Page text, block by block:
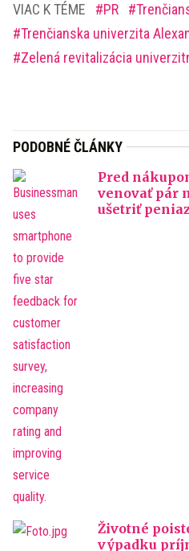
VIAC K TÉME PR
Trenčianska univerzita
Zelená revitalizácia
PODOBNÉ ČLÁNKY
Pred
venovať pár
ušetriť
Životné
výpadku